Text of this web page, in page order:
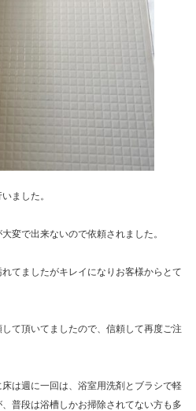
ました。
変で出来ないので依頼されました。
てましたがキレイになりお客様からとて
て頂いてましたので、信頼して再度ご注
は週に一回は、浴室用洗剤とブラシで軽
普段は浴槽しかお掃除されてない方も多